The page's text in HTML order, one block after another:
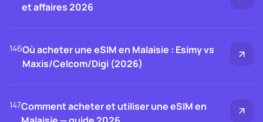
et affaires 2026
146Où acheter une eSIM en Malaisie : Esimy vs
Maxis/Celcom/Digi (2026)
147Comment acheter et utiliser une eSIM en